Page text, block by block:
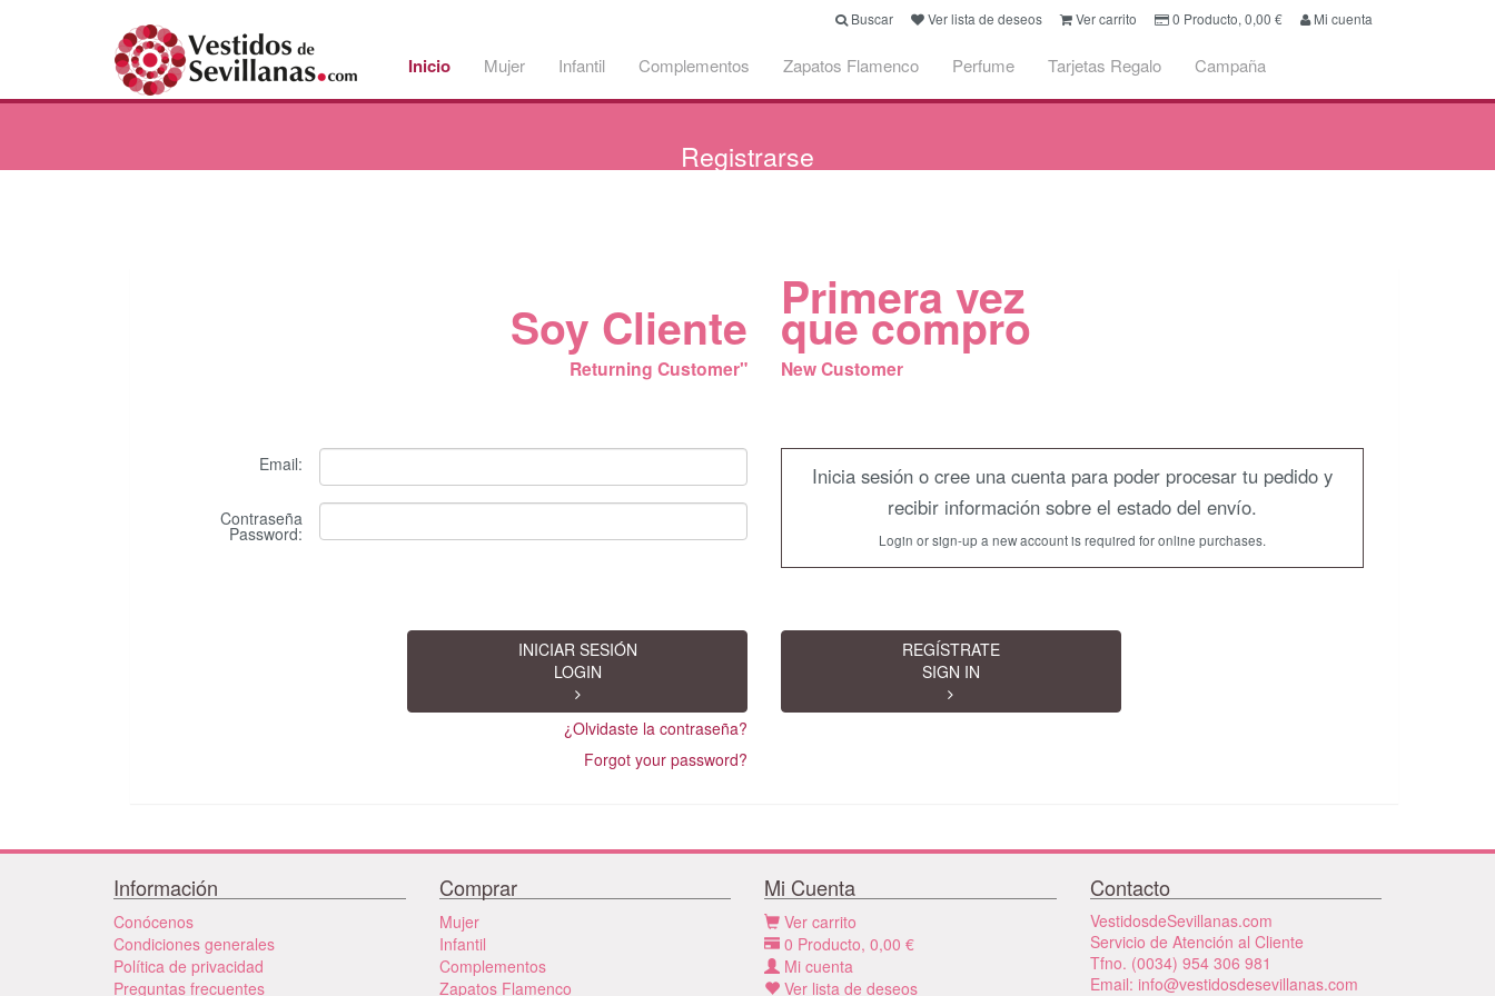
Buscar Ver lista de deseos Ver carrito 0 Producto, 0,00 € Mi cuenta
Inicio Mujer Infantil Complementos Zapatos Flamenco Perfume Tarjetas Regalo Campaña
Registrarse
Soy Cliente
Returning Customer"
Primera vez
que compro
New Customer
Email:
Contraseña
Password:
Inicia sesión o cree una cuenta para poder procesar tu pedido y
recibir información sobre el estado del envío.
Login or sign-up a new account is required for online purchases.
INICIAR SESIÓN
LOGIN
¿Olvidaste la contraseña?
Forgot your password?
REGÍSTRATE
SIGN IN
Información
Conócenos
Condiciones generales
Política de privacidad
Preguntas frecuentes
Comprar
Mujer
Infantil
Complementos
Zapatos Flamenco
Mi Cuenta
Ver carrito
0 Producto, 0,00 €
Mi cuenta
Ver lista de deseos
Contacto
VestidosdeSevillanas.com
Servicio de Atención al Cliente
Tfno. (0034) 954 306 981
Email: info@vestidosdesevillanas.com